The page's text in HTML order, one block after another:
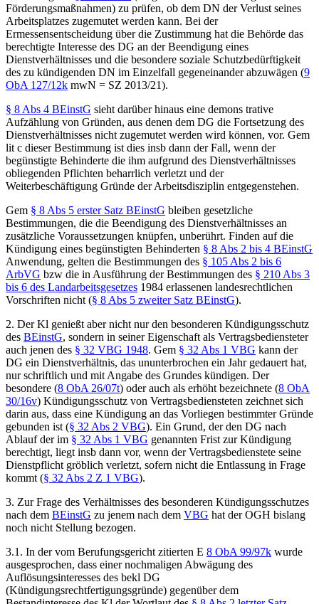
Förderungsmaßnahmen) zu prüfen, ob dem DN der Verlust seines
Arbeitsplatzes zugemutet werden kann. Bei der
Ermessensentscheidung über die Zustimmung hat die Behörde das
berechtigte Interesse des DG an der Beendigung eines
Dienstverhältnisses und die besondere soziale Schutzbedürftigkeit
des zu kündigenden DN im Einzelfall gegeneinander abzuwägen (9
ObA 127/12k mwN = SZ 2013/21).
§ 8 Abs 4 BEinstG sieht darüber hinaus eine demons trative
Aufzählung von Gründen, aus denen dem DG die Fortsetzung des
Dienstverhältnisses nicht zugemutet werden wird können, vor. Gem
lit c dieser Bestimmung ist dies insb dann der Fall, wenn der
begünstigte Behinderte die ihm aufgrund des Dienstverhältnisses
obliegenden Pflichten beharrlich verletzt und der
Weiterbeschäftigung Gründe der Arbeitsdisziplin entgegenstehen.
Gem § 8 Abs 5 erster Satz BEinstG bleiben gesetzliche
Bestimmungen, die die Beendigung des Dienstverhältnisses an
zusätzliche Voraussetzungen knüpfen, unberührt. Finden auf die
Kündigung eines begünstigten Behinderten § 8 Abs 2 bis 4 BEinstG
Anwendung, gelten die Bestimmungen des § 105 Abs 2 bis 6
ArbVG bzw die in Ausführung der Bestimmungen des § 210 Abs 3
bis 6 des Landarbeitsgesetzes 1984 erlassenen landesrechtlichen
Vorschriften nicht (§ 8 Abs 5 zweiter Satz BEinstG).
2. Der Kl genießt aber nicht nur den besonderen Kündigungsschutz
des BEinstG, sondern in seiner Eigenschaft als Vertragsbediensteter
auch jenen des § 32 VBG 1948. Gem § 32 Abs 1 VBG kann der
DG ein Dienstverhältnis, das ununterbrochen ein Jahr gedauert hat,
nur schriftlich und mit Angabe des Grundes kündigen. Der
besondere (8 ObA 26/07t) oder auch als erhöht bezeichnete (8 ObA
30/16v) Kündigungsschutz von Vertragsbediensteten zeichnet sich
darin aus, dass eine Kündigung an das Vorliegen bestimmter Gründe
gebunden ist (§ 32 Abs 2 VBG). Ein Grund, der den DG nach
Ablauf der im § 32 Abs 1 VBG genannten Frist zur Kündigung
berechtigt, liegt insb dann vor, wenn der Vertragsbedienstete seine
Dienstpflicht gröblich verletzt, sofern nicht die Entlassung in Frage
kommt (§ 32 Abs 2 Z 1 VBG).
3. Zur Frage des Verhältnisses des besonderen Kündigungsschutzes
nach dem BEinstG zu jenem nach dem VBG hat der OGH bislang
noch nicht Stellung bezogen.
3.1. In der vom Berufungsgericht zitierten E 8 ObA 99/97k wurde
ausgesprochen, dass einer nochmaligen Abwägung des
Auflösungsinteresses des bekl DG
(Kündigungsrechtfertigungsgründe) gegenüber dem